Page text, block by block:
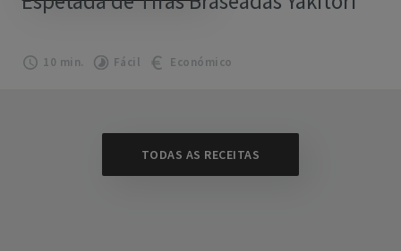
10 min. Fácil Económico
TODAS AS RECEITAS